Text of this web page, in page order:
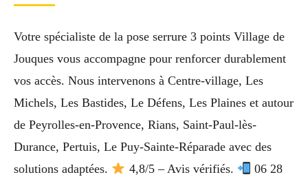
Votre spécialiste de la pose serrure 3 points Village de
Jouques vous accompagne pour renforcer durablement
vos accès. Nous intervenons à Centre-village, Les
Michels, Les Bastides, Le Défens, Les Plaines et autour
de Peyrolles-en-Provence, Rians, Saint-Paul-lès-
Durance, Pertuis, Le Puy-Sainte-Réparade avec des
solutions adaptées.
4,8/5 – Avis vérifiés.
06 28